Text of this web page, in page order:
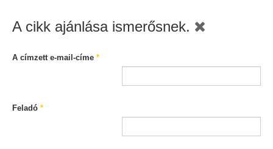
A cikk ajánlása ismerősnek.
A címzett e-mail-címe *
Feladó *